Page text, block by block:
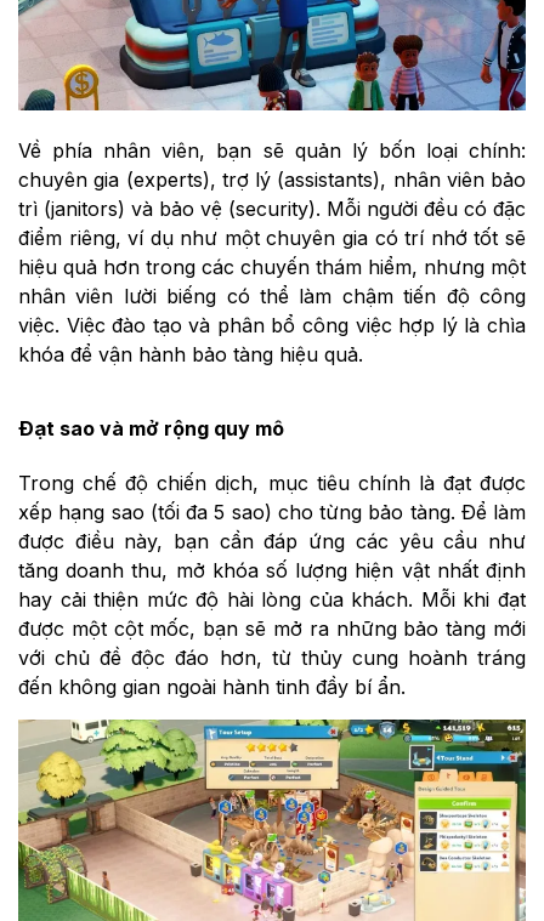
Về phía nhân viên, bạn sẽ quản lý bốn loại chính:
chuyên gia (experts), trợ lý (assistants), nhân viên bảo
trì (janitors) và bảo vệ (security). Mỗi người đều có đặc
điểm riêng, ví dụ như một chuyên gia có trí nhớ tốt sẽ
hiệu quả hơn trong các chuyến thám hiểm, nhưng một
nhân viên lười biếng có thể làm chậm tiến độ công
việc. Việc đào tạo và phân bổ công việc hợp lý là chìa
khóa để vận hành bảo tàng hiệu quả.
Đạt sao và mở rộng quy mô
Trong chế độ chiến dịch, mục tiêu chính là đạt được
xếp hạng sao (tối đa 5 sao) cho từng bảo tàng. Để làm
được điều này, bạn cần đáp ứng các yêu cầu như
tăng doanh thu, mở khóa số lượng hiện vật nhất định
hay cải thiện mức độ hài lòng của khách. Mỗi khi đạt
được một cột mốc, bạn sẽ mở ra những bảo tàng mới
với chủ đề độc đáo hơn, từ thủy cung hoành tráng
đến không gian ngoài hành tinh đầy bí ẩn.